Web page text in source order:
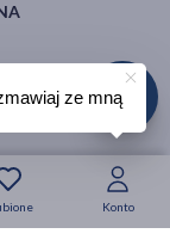
Krótkie daty
Konto
ze mną